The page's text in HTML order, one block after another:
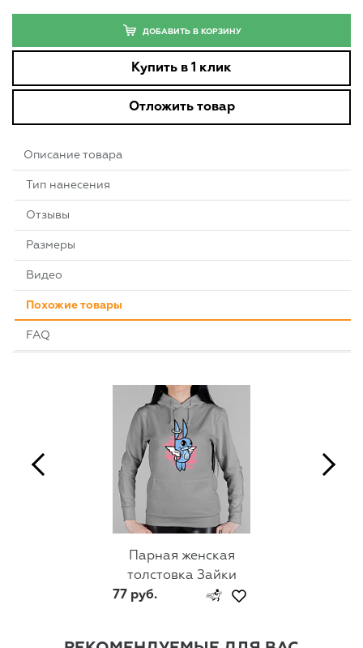
ДОБАВИТЬ В КОРЗИНУ
Купить в 1 клик
Отложить товар
Описание товара
Тип нанесения
Отзывы
Размеры
Видео
Похожие товары
FAQ
Парная женская
толстовка Зайки
77 руб.